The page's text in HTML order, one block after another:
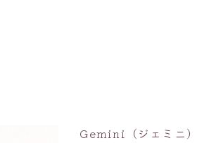
Gemini（ジェミニ）